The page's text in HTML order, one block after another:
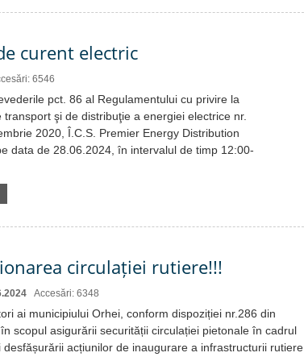
curent electric
6546
pct. 86 al Regulamentului cu privire la
şi de distribuţie a energiei electrice nr.
2020, Î.C.S. Premier Energy Distribution
data de 28.06.2024, în intervalul de timp 12:00-
circulației rutiere!!!
Accesări: 6348
ai municipiului Orhei, conform dispoziției nr.286 din
scopul asigurării securității circulației pietonale în cadrul
desfășurării acțiunilor de inaugurare a infrastructurii rutiere